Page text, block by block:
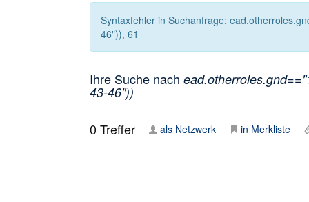
Syntaxfehler in Suchanfrage:
46")), 61
Ihre Suche nach
43-46"))
0Treffer als Netzwerk in Merkliste